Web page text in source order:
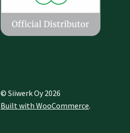
© Siiwerk Oy 2026
Built with WooCommerce.